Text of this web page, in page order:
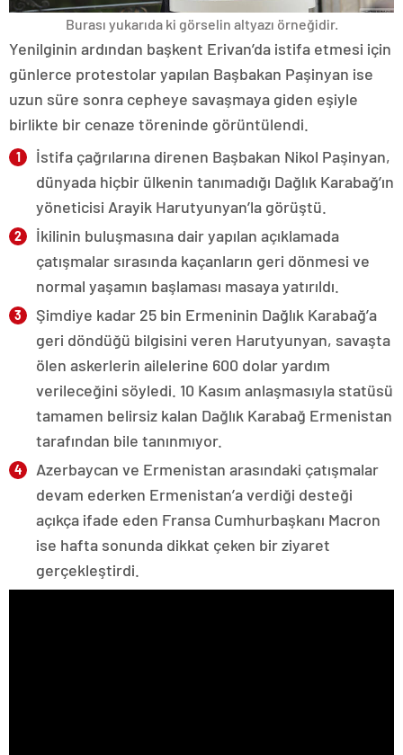
Burası yukarıda ki görselin altyazı örneğidir.
Yenilginin ardından başkent Erivan’da istifa etmesi için
günlerce protestolar yapılan Başbakan Paşinyan ise
uzun süre sonra cepheye savaşmaya giden eşiyle
birlikte bir cenaze töreninde görüntülendi.
İstifa çağrılarına direnen Başbakan Nikol Paşinyan,
dünyada hiçbir ülkenin tanımadığı Dağlık Karabağ’ın
yöneticisi Arayik Harutyunyan’la görüştü.
İkilinin buluşmasına dair yapılan açıklamada
çatışmalar sırasında kaçanların geri dönmesi ve
normal yaşamın başlaması masaya yatırıldı.
Şimdiye kadar 25 bin Ermeninin Dağlık Karabağ’a
geri döndüğü bilgisini veren Harutyunyan, savaşta
ölen askerlerin ailelerine 600 dolar yardım
verileceğini söyledi. 10 Kasım anlaşmasıyla statüsü
tamamen belirsiz kalan Dağlık Karabağ Ermenistan
tarafından bile tanınmıyor.
Azerbaycan ve Ermenistan arasındaki çatışmalar
devam ederken Ermenistan’a verdiği desteği
açıkça ifade eden Fransa Cumhurbaşkanı Macron
ise hafta sonunda dikkat çeken bir ziyaret
gerçekleştirdi.